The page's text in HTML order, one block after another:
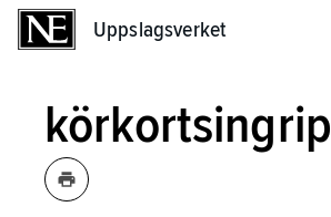
Uppslagsverket